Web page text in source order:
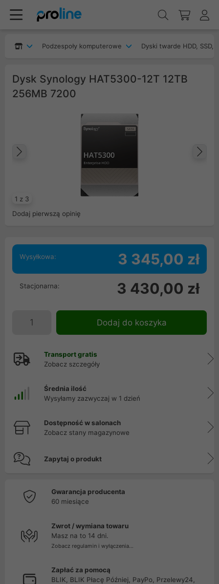
Podzespoły komputerowe Dyski twarde HDD, SSD,
Dysk Synology HAT5300-12T 12TB
256MB 7200
1 z 3
Poprzedni
Dodaj pierwszą opinię
Wysyłkowa: 3 345,00 zł
Stacjonarna: 3 430,00 zł
Dodaj do koszyka
Transport gratis
Zobacz szczegóły
Średnia ilość
Wysyłamy zazwyczaj w 1 dzień
Dostępność w salonach
Zobacz stany magazynowe
Zapytaj o produkt
Gwarancja producenta
60 miesiące
Zwrot / wymiana towaru
Masz na to 14 dni.
Zobacz regulamin i wyłączenia...
Zapłać za pomocą
BLIK, BLIK Płacę Później, PayPo, Przelewy24,